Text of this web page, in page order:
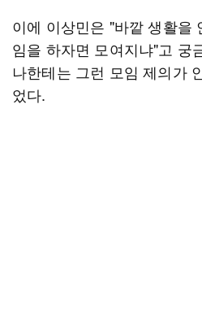
이에 이상민은 "바깥 생활을
임을 하자면 모여지냐"고 궁
나한테는 그런 모임 제의가
었다.